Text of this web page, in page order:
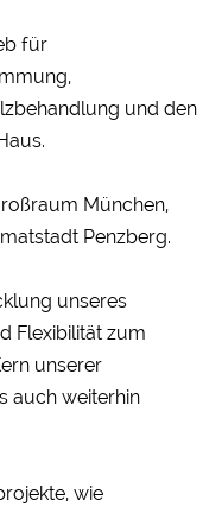
für
und den
München,
Penzberg.
unseres
Flexibilität zum
unserer
auch weiterhin
wie